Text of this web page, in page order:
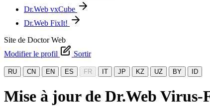
Dr.Web vxCube
Dr.Web FixIt!
Site de Doctor Web
Modifier le profil
Sortir
RU CN EN ES FR IT JP KZ UZ BY ID
Mise à jour de Dr.Web Virus-